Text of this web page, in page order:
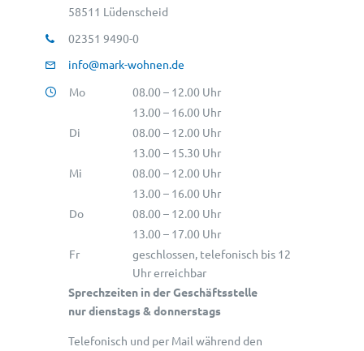
58511 Lüdenscheid
02351 9490-0
info@mark-wohnen.de
Mo
08.00 – 12.00 Uhr
13.00 – 16.00 Uhr
Di
08.00 – 12.00 Uhr
13.00 – 15.30 Uhr
Mi
08.00 – 12.00 Uhr
13.00 – 16.00 Uhr
Do
08.00 – 12.00 Uhr
13.00 – 17.00 Uhr
Fr
geschlossen, telefonisch bis 12
Uhr erreichbar
Sprechzeiten in der Geschäftsstelle
nur dienstags & donnerstags
Telefonisch und per Mail während den